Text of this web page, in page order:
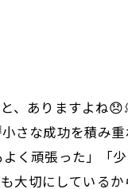
ありますよね
さな成功を積み
頑張った」「
大切にしている